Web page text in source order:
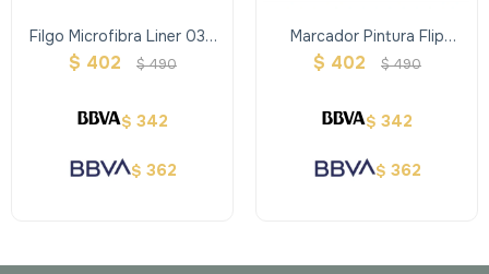
Filgo Microfibra Liner 038
0.4
$ 402 $490
$ 342
$ 362
Marcador Pintura Flip
Teoria X 12 Metalizados
$ 402 $490
$ 342
$ 362